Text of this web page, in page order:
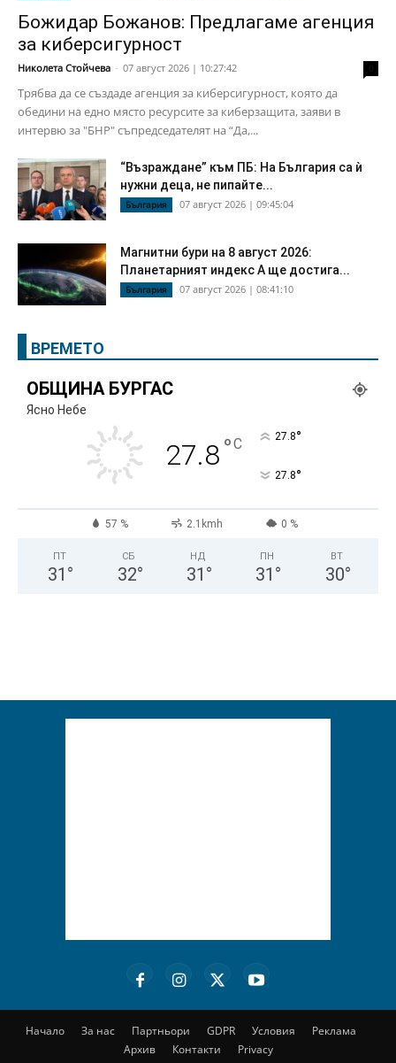
Божидар Божанов: Предлагаме агенция
за киберсигурност
Николета Стойчева - 07 август 2026 | 10:27:42
Трябва да се създаде агенция за киберсигурност, която да
обедини на едно място ресурсите за киберзащита, заяви в
интервю за "БНР" съпредседателят на “Да,...
“Възраждане” към ПБ: На България са ѝ
нужни деца, не пипайте...
България 07 август 2026 | 09:45:04
Магнитни бури на 8 август 2026:
Планетарният индекс А ще достига...
България 07 август 2026 | 08:41:10
ВРЕМЕТО
ОБЩИНА БУРГАС
Ясно Небе
27.8°C 27.8°
27.8°
57 % 2.1kmh 0 %
ПТ
31 °
СБ
32°
НД
31 °
ПН
31 °
ВТ
30°
Начало За нас Партньори GDPR Условия
Реклама
Архив
Контакти Privacy